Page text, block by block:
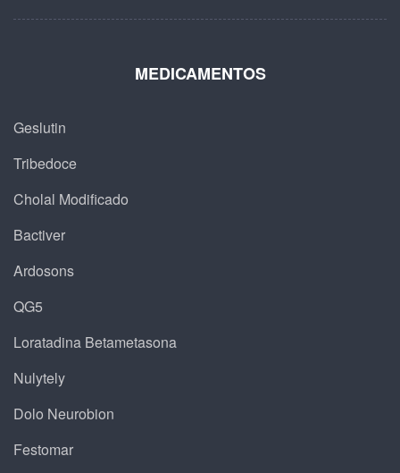
MEDICAMENTOS
Geslutin
Tribedoce
Cholal Modificado
Bactiver
Ardosons
QG5
Loratadina Betametasona
Nulytely
Dolo Neurobion
Festomar